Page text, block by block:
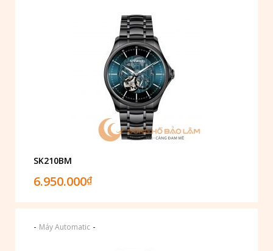
SK210BM
6.950.000₫
- Máy Automatic -